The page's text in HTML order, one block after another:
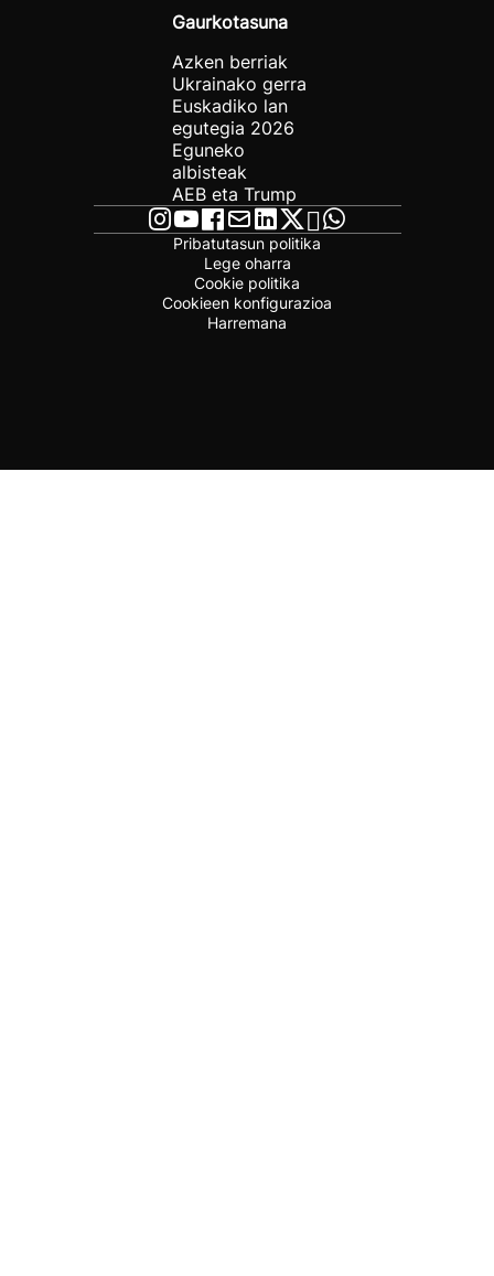
Gaurkotasuna
Azken berriak
Ukrainako gerra
Euskadiko lan
egutegia 2026
Eguneko
albisteak
AEB eta Trump
Pribatutasun politika
Lege oharra
Cookie politika
Cookieen konfigurazioa
Harremana